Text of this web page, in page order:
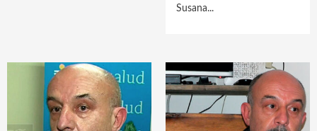
Susana...